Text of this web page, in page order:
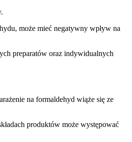
może mieć negatywny wpływ na
preparatów oraz indywidualnych
na formaldehyd wiąże się ze
produktów może występować